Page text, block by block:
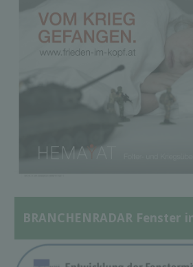
BRANCHENRADAR Fenster